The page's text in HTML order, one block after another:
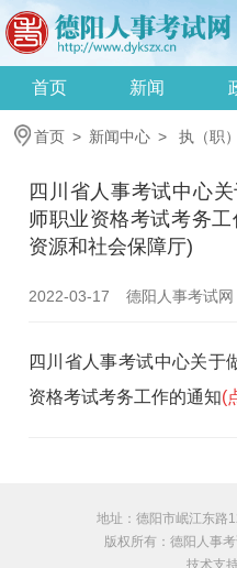
首页 新闻
首页 > 新闻中心 > 执（职
四川省人事考试中心
师职业资格考试考务
资源和社会保障厅)
2022-03-17 德阳人事考试网
四川省人事考试中心关于
资格考试考务工作的通知(
地址：德阳市岷江东路
版权所有：德阳人事
技术支